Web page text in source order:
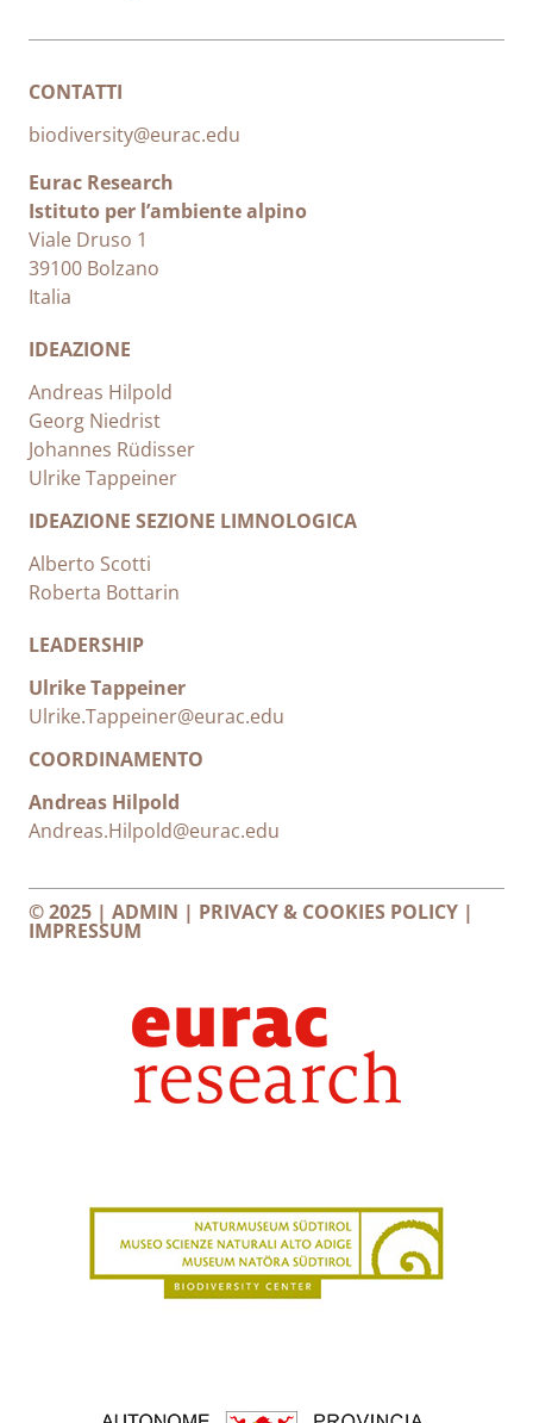
CONTATTI
biodiversity@eurac.edu
Eurac Research
Istituto per l’ambiente alpino
Viale Druso 1
39100 Bolzano
Italia
IDEAZIONE
Andreas Hilpold
Georg Niedrist
Johannes Rüdisser
Ulrike Tappeiner
IDEAZIONE SEZIONE LIMNOLOGICA
Alberto Scotti
Roberta Bottarin
LEADERSHIP
Ulrike Tappeiner
Ulrike.Tappeiner@eurac.edu
COORDINAMENTO
Andreas Hilpold
Andreas.Hilpold@eurac.edu
© 2025 | ADMIN | PRIVACY & COOKIES POLICY |
IMPRESSUM